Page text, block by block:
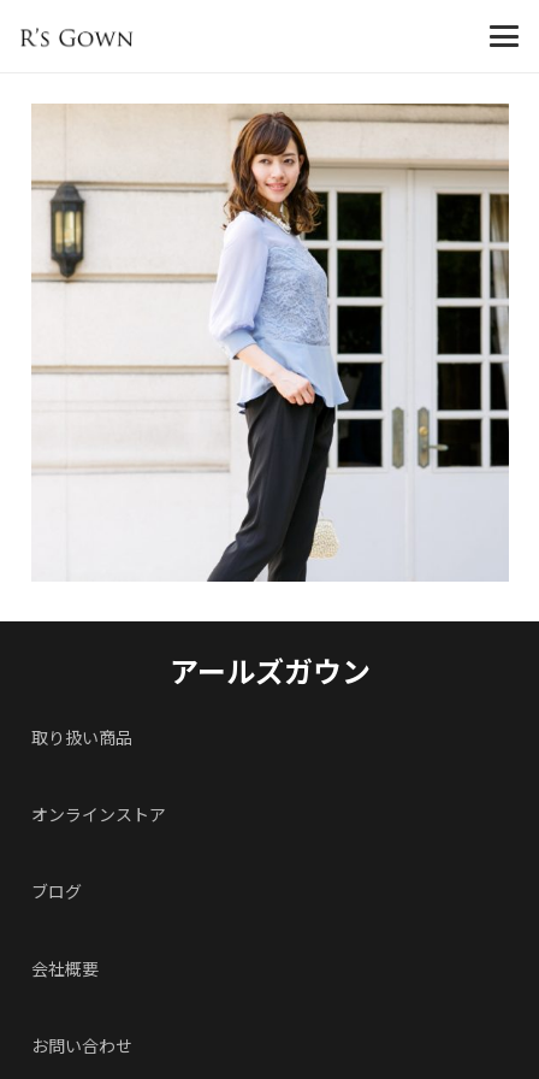
アールズガウン
取り扱い商品
オンラインストア
ブログ
会社概要
お問い合わせ